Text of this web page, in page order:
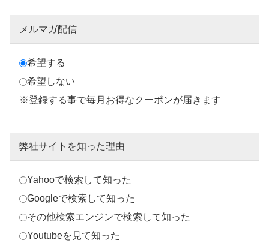
メルマガ配信
希望する
希望しない
※登録する事で毎月お得なクーポンが届きます
弊社サイトを知った理由
Yahooで検索して知った
Googleで検索して知った
その他検索エンジンで検索して知った
Youtubeを見て知った